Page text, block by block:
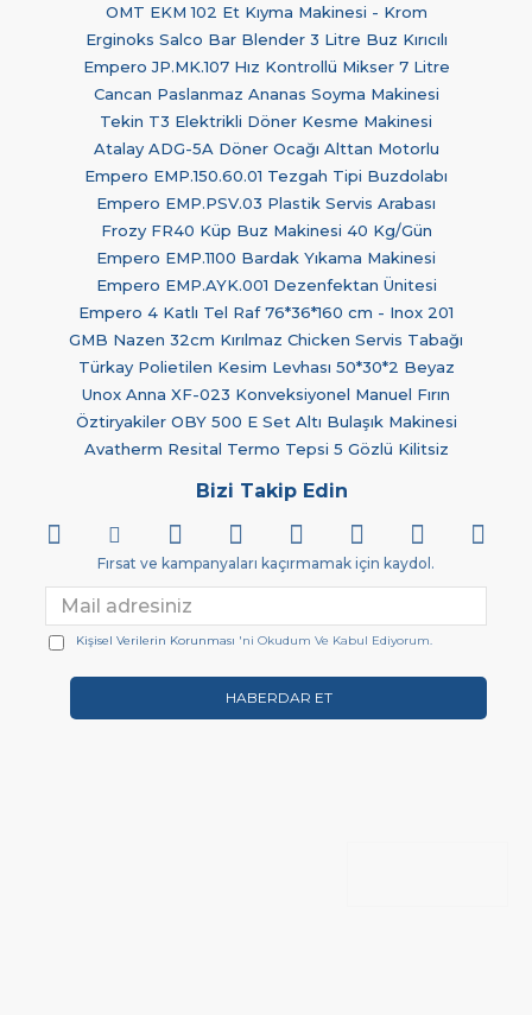
OMT EKM 102 Et Kıyma Makinesi - Krom
Erginoks Salco Bar Blender 3 Litre Buz Kırıcılı
Empero JP.MK.107 Hız Kontrollü Mikser 7 Litre
Cancan Paslanmaz Ananas Soyma Makinesi
Tekin T3 Elektrikli Döner Kesme Makinesi
Atalay ADG-5A Döner Ocağı Alttan Motorlu
Empero EMP.150.60.01 Tezgah Tipi Buzdolabı
Empero EMP.PSV.03 Plastik Servis Arabası
Frozy FR40 Küp Buz Makinesi 40 Kg/Gün
Empero EMP.1100 Bardak Yıkama Makinesi
Empero EMP.AYK.001 Dezenfektan Ünitesi
Empero 4 Katlı Tel Raf 76*36*160 cm - Inox 201
GMB Nazen 32cm Kırılmaz Chicken Servis Tabağı
Türkay Polietilen Kesim Levhası 50*30*2 Beyaz
Unox Anna XF-023 Konveksiyonel Manuel Fırın
Öztiryakiler OBY 500 E Set Altı Bulaşık Makinesi
Avatherm Resital Termo Tepsi 5 Gözlü Kilitsiz
Bizi Takip Edin
Fırsat ve kampanyaları kaçırmamak için kaydol.
HABERDAR ET
Kişisel Verilerin Korunması 'ni Okudum Ve Kabul Ediyorum.